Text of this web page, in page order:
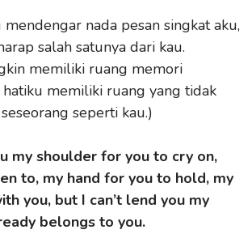
mendengar nada pesan singkat aku,
salah satunya dari kau.
memiliki ruang memori
memiliki ruang yang tidak
seperti kau.)
my shoulder for you to cry on,
to, my hand for you to hold, my
you, but I can’t lend you my
belongs to you.